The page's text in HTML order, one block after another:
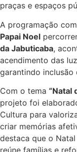
praças e espaços
A programação
Papai Noel
da Jabuticaba,
acendimento das
garantindo inclusão
Com o tema “Natal
projeto foi
Cultura para
criar memórias
destaca que o